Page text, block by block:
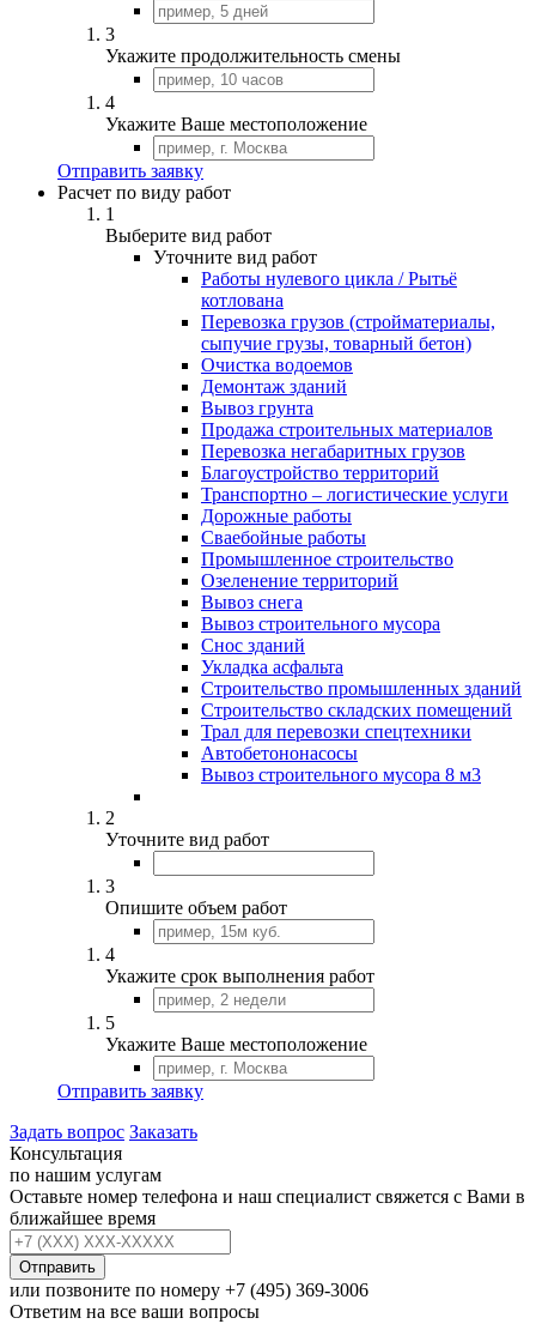
3
Укажите продолжительность смены
4
Укажите Ваше местоположение
Отправить заявку
Расчет по виду работ
1
Выберите вид работ
Уточните вид работ
Работы нулевого цикла / Рытьё
котлована
Перевозка грузов (стройматериалы,
сыпучие грузы, товарный бетон)
Очистка водоемов
Демонтаж зданий
Вывоз грунта
Продажа строительных материалов
Перевозка негабаритных грузов
Благоустройство территорий
Транспортно – логистические услуги
Дорожные работы
Сваебойные работы
Промышленное строительство
Озеленение территорий
Вывоз снега
Вывоз строительного мусора
Снос зданий
Укладка асфальта
Строительство промышленных зданий
Строительство складских помещений
Трал для перевозки спецтехники
Автобетононасосы
Вывоз строительного мусора 8 м3
2
Уточните вид работ
3
Опишите объем работ
4
Укажите срок выполнения работ
5
Укажите Ваше местоположение
Отправить заявку
Задать вопрос Заказать
Консультация
по нашим услугам
Оставьте номер телефона и наш специалист свяжется с Вами в
ближайшее время
Отправить
или позвоните по номеру +7 (495) 369-3006
Ответим на все ваши вопросы